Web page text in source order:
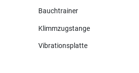
Bauchtrainer
Klimmzugstange
Vibrationsplatte